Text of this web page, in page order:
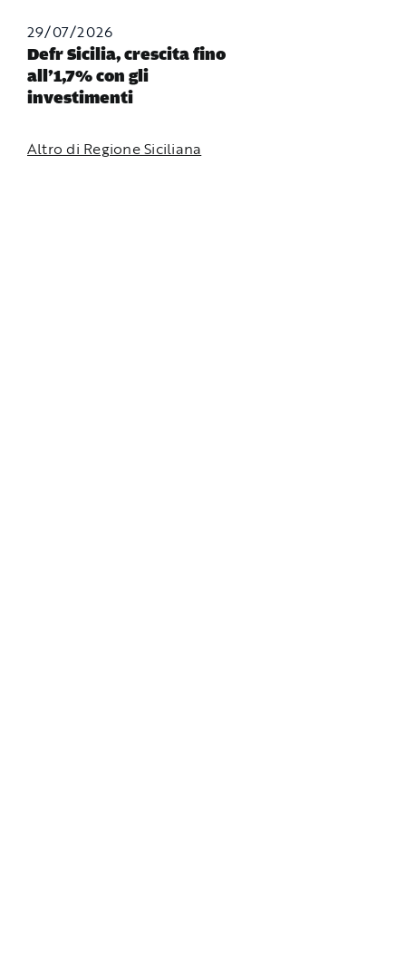
29/07/2026
Defr Sicilia, crescita fino
all’1,7% con gli
investimenti
Altro di Regione Siciliana